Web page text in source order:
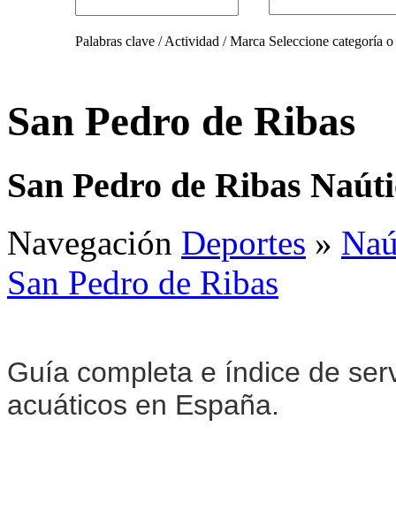
Palabras clave / Actividad / Marca Seleccione categoría
San Pedro de Ribas
San Pedro de Ribas
Navegación Deportes »
San Pedro de Ribas
Guía completa e índice de
acuáticos en España.